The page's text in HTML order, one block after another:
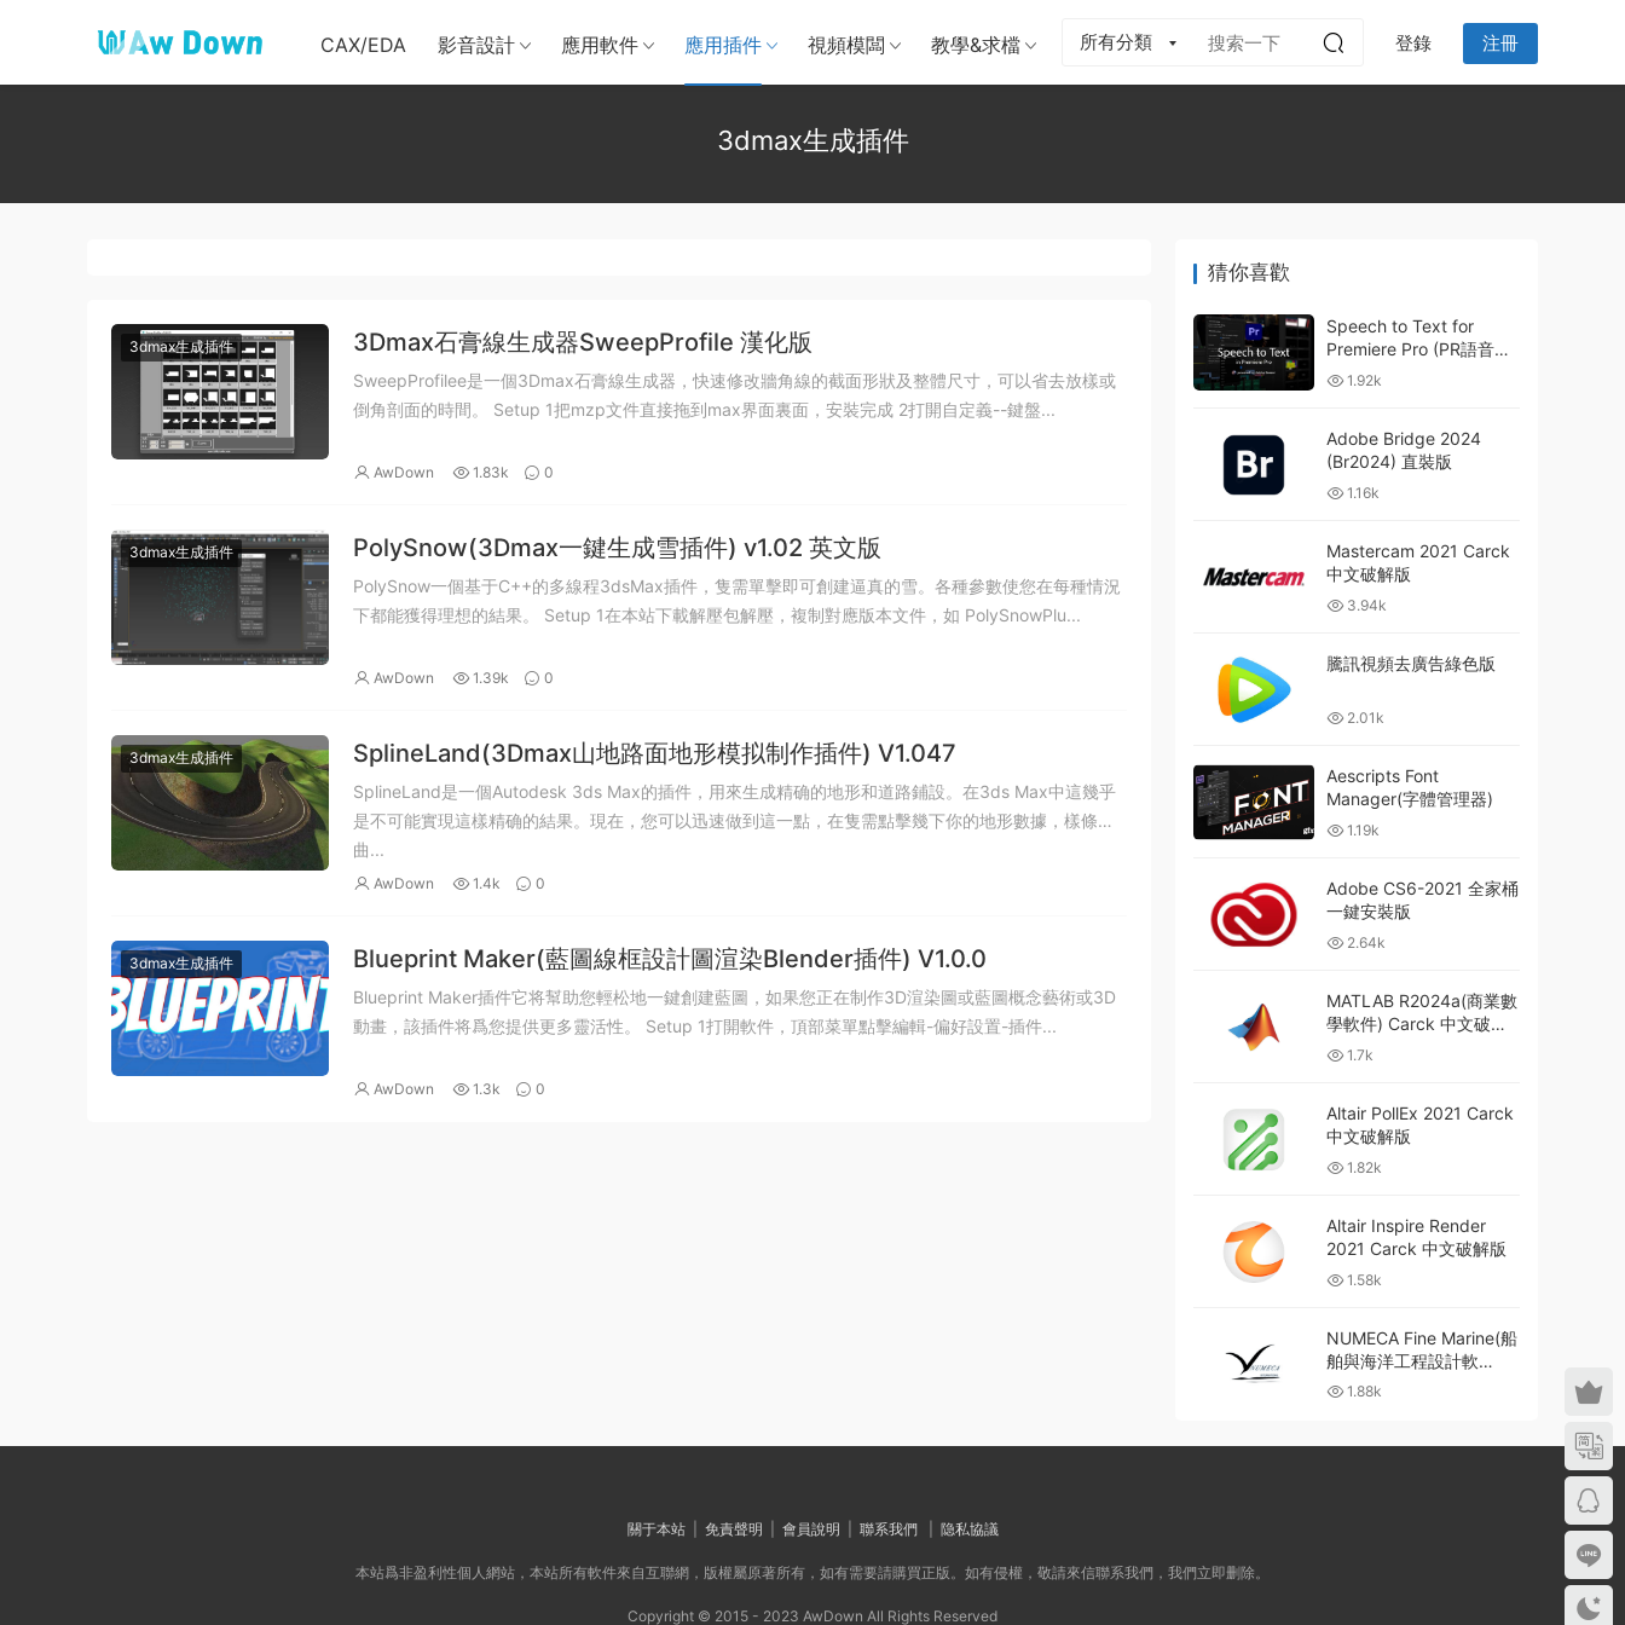
CAX/EDA 影音設計 應用軟件 應用插件 視頻模闆 教學&求檔 所有分類 登錄 注冊
3dmax生成插件
3Dmax石膏線生成器SweepProfile 漢化版
3dmax生成插件
SweepProfilee是一個3Dmax石膏線生成器，快速修改牆角線的截面形狀及整體尺寸，可以省去放樣或
倒角剖面的時間。 Setup 1把mzp文件直接拖到max界面裏面，安裝完成 2打開自定義--鍵盤...
AwDown 1.83k 0
PolySnow(3Dmax一鍵生成雪插件) v1.02 英文版
3dmax生成插件
PolySnow一個基于C++的多線程3dsMax插件，隻需單擊即可創建逼真的雪。各種參數使您在每種情況
下都能獲得理想的結果。 Setup 1在本站下載解壓包解壓，複制對應版本文件，如 PolySnowPlu...
AwDown 1.39k 0
SplineLand(3Dmax山地路面地形模拟制作插件) V1.047
3dmax生成插件
SplineLand是一個Autodesk 3ds Max的插件，用來生成精确的地形和道路鋪設。在3ds Max中這幾乎
是不可能實現這樣精确的結果。現在，您可以迅速做到這一點，在隻需點擊幾下你的地形數據，樣條
曲...
AwDown 1.4k 0
Blueprint Maker(藍圖線框設計圖渲染Blender插件) V1.0.0
3dmax生成插件
Blueprint Maker插件它将幫助您輕松地一鍵創建藍圖，如果您正在制作3D渲染圖或藍圖概念藝術或3D
動畫，該插件将爲您提供更多靈活性。 Setup 1打開軟件，頂部菜單點擊編輯-偏好設置-插件...
AwDown 1.3k 0
猜你喜歡
Speech to Text for
Premiere Pro (PR語音轉
字幕轉換插件) 直裝版
1.92k
Adobe Bridge 2024
(Br2024) 直裝版
1.16k
Mastercam 2021 Carck
中文破解版
3.94k
騰訊視頻去廣告綠色版
2.01k
Aescripts Font
Manager(字體管理器)
1.19k
Adobe CS6-2021 全家桶
一鍵安裝版
2.64k
MATLAB R2024a(商業數
學軟件) Carck 中文破解
版 1.7k
Altair PollEx 2021 Carck
中文破解版
1.82k
Altair Inspire Render
2021 Carck 中文破解版
1.58k
NUMECA Fine Marine(船
舶與海洋工程設計軟
件)Carck 中文破解版
1.88k
關于本站| 免責聲明 會員說明 聯系我們| 隐私協議
本站爲非盈利性個人網站，本站所有軟件來自互聯網，版權屬原著所有，如有需要請購買正版。如有侵權，敬請來信聯系我們，我們立即删除。
Copyright © 2015 - 2023 AwDown All Rights Reserved